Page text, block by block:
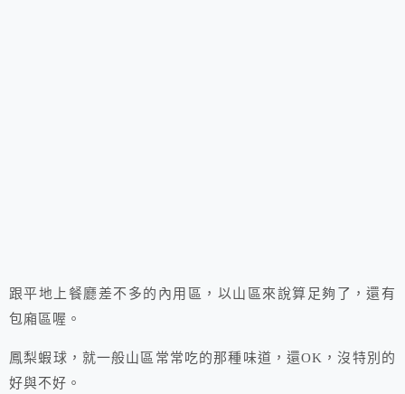
跟平地上餐廳差不多的內用區，以山區來說算足夠了，還有
包廂區喔。
鳳梨蝦球，就一般山區常常吃的那種味道，還OK，沒特別的
好與不好。